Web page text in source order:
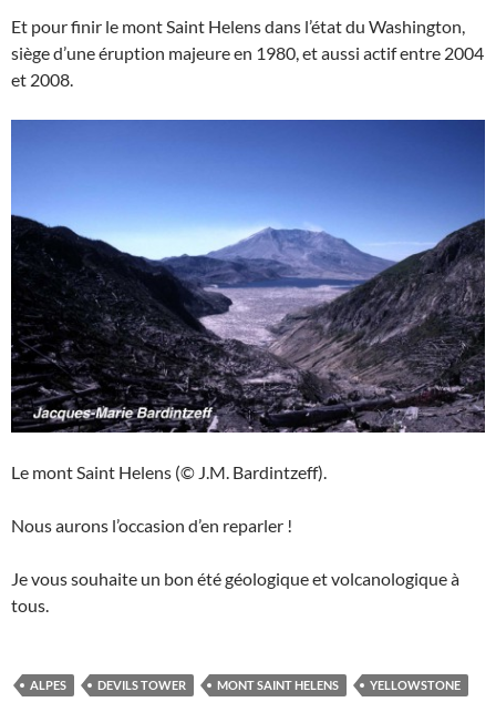
Et pour finir le mont Saint Helens dans l’état du Washington,
siège d’une éruption majeure en 1980, et aussi actif entre 2004
et 2008.
Le mont Saint Helens (© J.M. Bardintzeff).
Nous aurons l’occasion d’en reparler !
Je vous souhaite un bon été géologique et volcanologique à
tous.
ALPES DEVILS TOWER MONT SAINT HELENS YELLOWSTONE